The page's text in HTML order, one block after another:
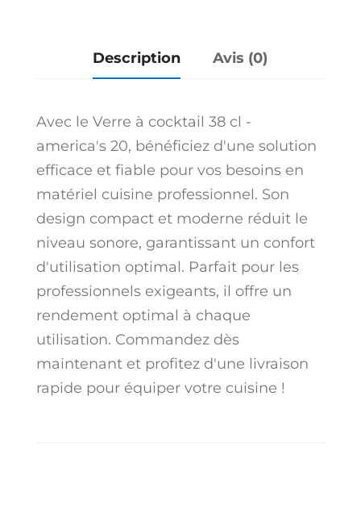
Description Avis (0)
Avec le Verre à cocktail 38 cl -
america's 20, bénéficiez d'une solution
efficace et fiable pour vos besoins en
matériel cuisine professionnel. Son
design compact et moderne réduit le
niveau sonore, garantissant un confort
d'utilisation optimal. Parfait pour les
professionnels exigeants, il offre un
rendement optimal à chaque
utilisation. Commandez dès
maintenant et profitez d'une livraison
rapide pour équiper votre cuisine !